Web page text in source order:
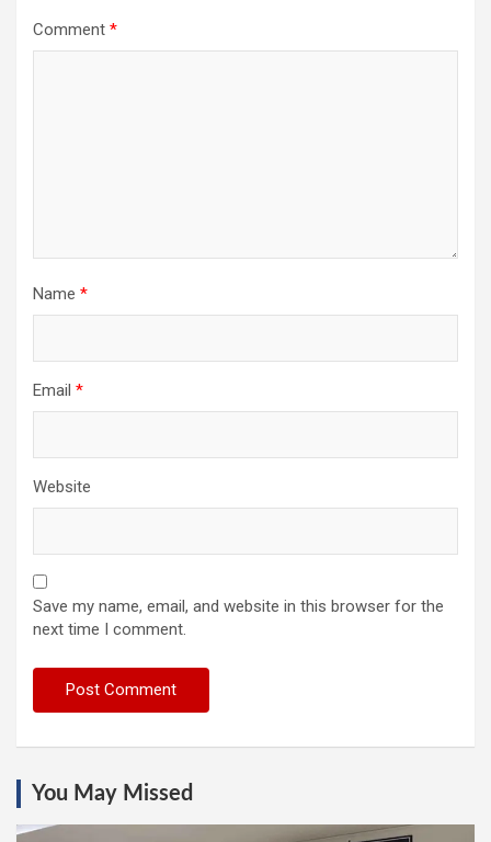
Comment *
Name *
Email *
Website
Save my name, email, and website in this browser for the
next time I comment.
You May Missed